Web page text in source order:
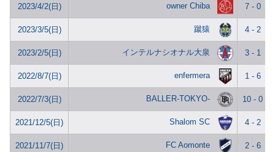
2023/4/2(日) owner Chiba 7 - 0
2023/3/5(日) 蹴猿 4 - 2
2023/2/5(日) インテルナシオナル大泉 3 - 1
2022/8/7(日) enfermera 1 - 6
2022/7/3(日) BALLER-TOKYO- 10 - 0
2021/12/5(日) Shalom SC 4 - 2
2021/11/7(日) FC Aomonte 2 - 6